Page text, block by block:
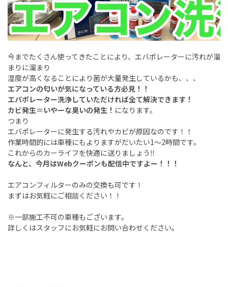
今までたくさん使ってきたことにより、エバポレーターに汚れが溜
まりに溜まり
湿度が高くなることにより菌が大量発生しているかも、、、
エアコンの匂いが気になっている方必見！！
エバポレーター洗浄していただければ全て解決できます！
カビ発生＝いやーな臭いの発生！ になります。
つまり
エバポレーターに発生する汚れやカビが原因なのです！！
作業時間的には車種にもよりますがだいたい1〜2時間です。
これからのカーライフを快適に送りましょう‼︎
なんと、今月はWebクーポンも配信中ですよー！！！
エアコンフィルターのみの交換も可です！
まずはお気軽にご相談ください！！
※一部施工不可の車種もございます。
詳しくはスタッフにお気軽にお問い合わせください。